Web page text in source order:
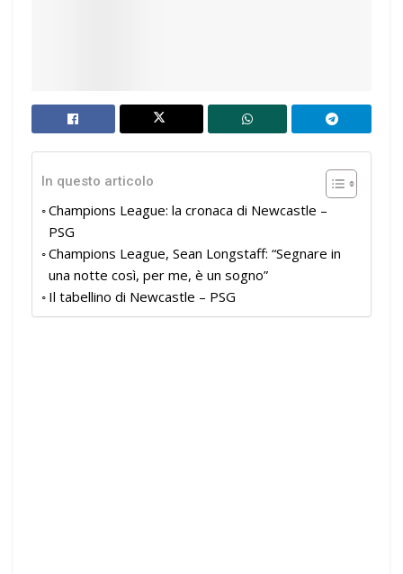
In questo articolo
Champions League: la cronaca di Newcastle –
PSG
Champions League, Sean Longstaff: “Segnare in
una notte così, per me, è un sogno”
Il tabellino di Newcastle – PSG